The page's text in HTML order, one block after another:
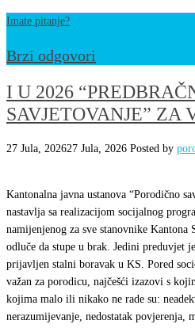
Imate pitanje?
Brzi odgovori
I U 2026
SAVJETOVANJE” ZA
27 Jula, 202627 Jula, 2026 Posted by
Kantonalna javna ustanova “Porodično
nastavlja sa realizacijom socijalnog
namijenjenog za sve stanovnike
odluče da stupe u brak. Jedini preduvjet
prijavljen stalni boravak u KS. Pored
važan za porodicu, najčešći izazovi s
kojima malo ili nikako ne rade su:
nerazumijevanje, nedostatak povjerenja,